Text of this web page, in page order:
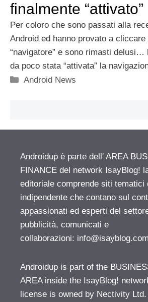
finalmente “attivato”
Per coloro che sono passati alla
Android ed hanno provato a cliccare
“navigatore” e sono rimasti delusi…
da poco stata “attivata” la
Categorie
Android News
Androidup è parte dell' AREA
FINANCE del network IsayBlog!
editoriale comprende siti tematici
indipendente che contano sul
appassionati ed esperti del
pubblicità, comunicati e
collaborazioni: info@isayblog.com
Androidup is part of the
AREA inside the IsayBlog!
license is owned by Nectivity